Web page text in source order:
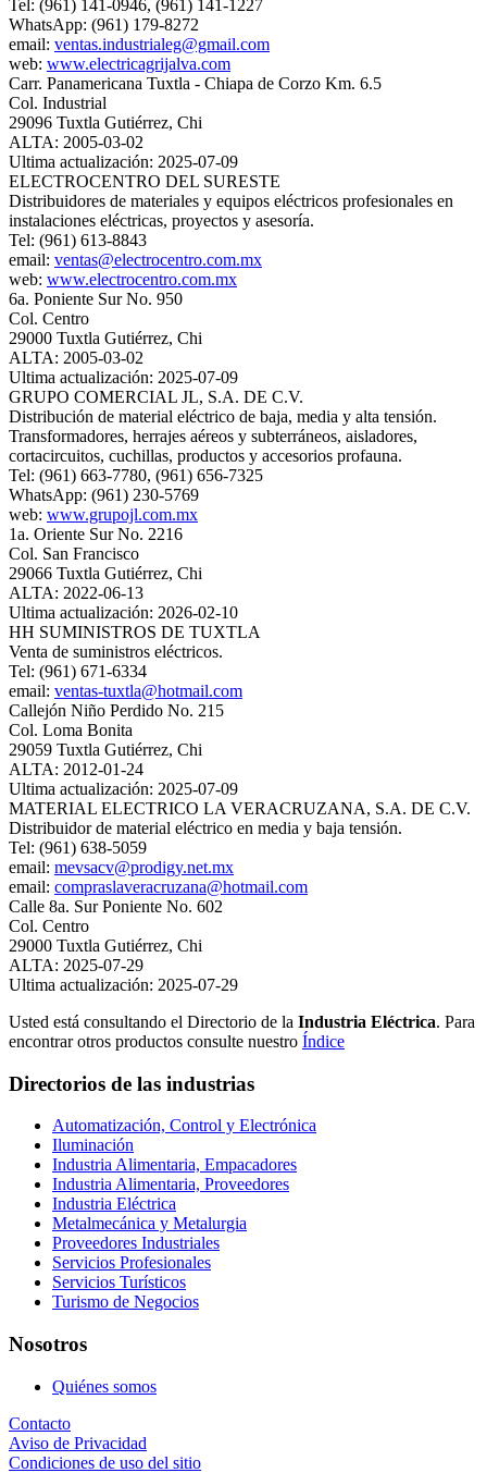
Tel: (961) 141-0946, (961) 141-1227
WhatsApp: (961) 179-8272
email: ventas.industrialeg@gmail.com
web: www.electricagrijalva.com
Carr. Panamericana Tuxtla - Chiapa de Corzo Km. 6.5
Col. Industrial
29096 Tuxtla Gutiérrez, Chi
ALTA: 2005-03-02
Ultima actualización: 2025-07-09
ELECTROCENTRO DEL SURESTE
Distribuidores de materiales y equipos eléctricos profesionales en
instalaciones eléctricas, proyectos y asesoría.
Tel: (961) 613-8843
email: ventas@electrocentro.com.mx
web: www.electrocentro.com.mx
6a. Poniente Sur No. 950
Col. Centro
29000 Tuxtla Gutiérrez, Chi
ALTA: 2005-03-02
Ultima actualización: 2025-07-09
GRUPO COMERCIAL JL, S.A. DE C.V.
Distribución de material eléctrico de baja, media y alta tensión.
Transformadores, herrajes aéreos y subterráneos, aisladores,
cortacircuitos, cuchillas, productos y accesorios profauna.
Tel: (961) 663-7780, (961) 656-7325
WhatsApp: (961) 230-5769
web: www.grupojl.com.mx
1a. Oriente Sur No. 2216
Col. San Francisco
29066 Tuxtla Gutiérrez, Chi
ALTA: 2022-06-13
Ultima actualización: 2026-02-10
HH SUMINISTROS DE TUXTLA
Venta de suministros eléctricos.
Tel: (961) 671-6334
email: ventas-tuxtla@hotmail.com
Callejón Niño Perdido No. 215
Col. Loma Bonita
29059 Tuxtla Gutiérrez, Chi
ALTA: 2012-01-24
Ultima actualización: 2025-07-09
MATERIAL ELECTRICO LA VERACRUZANA, S.A. DE C.V.
Distribuidor de material eléctrico en media y baja tensión.
Tel: (961) 638-5059
email: mevsacv@prodigy.net.mx
email: compraslaveracruzana@hotmail.com
Calle 8a. Sur Poniente No. 602
Col. Centro
29000 Tuxtla Gutiérrez, Chi
ALTA: 2025-07-29
Ultima actualización: 2025-07-29
Usted está consultando el Directorio de la Industria Eléctrica. Para
encontrar otros productos consulte nuestro Índice
Directorios de las industrias
Automatización, Control y Electrónica
Iluminación
Industria Alimentaria, Empacadores
Industria Alimentaria, Proveedores
Industria Eléctrica
Metalmecánica y Metalurgia
Proveedores Industriales
Servicios Profesionales
Servicios Turísticos
Turismo de Negocios
Nosotros
Quiénes somos
Contacto
Aviso de Privacidad
Condiciones de uso del sitio